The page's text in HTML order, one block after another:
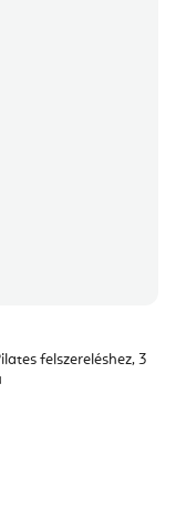
felszereléshez, 3